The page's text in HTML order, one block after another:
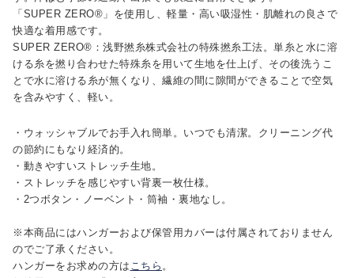
「SUPER ZERO®」を使用し、軽量・高い吸湿性・肌離れの良さで
快適な着用感です。
SUPER ZERO®：浅野撚糸株式会社の特殊撚糸工法。単糸と水に溶
ける糸を撚り合わせた特殊糸を用いて生地を仕上げ、その後洗うこ
とで水に溶ける糸が無くなり、繊維の間に隙間ができることで空気
を含みやすく、軽い。
・ウォッシャブルでお手入れ簡単。いつでも清潔。クリーニング代
の節約にもなり経済的。
・動きやすいストレッチ生地。
・ストレッチを感じやすい背裏一枚仕様。
・2つボタン・ノーベント・筒袖・裏地なし。
※本商品にはハンガーおよび保管用カバーは付属されておりません
のでご了承ください。
ハンガーをお求めの方は こちら 。